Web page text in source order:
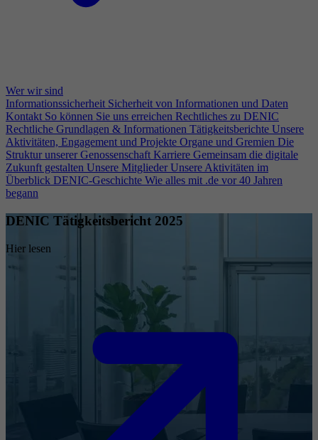
Wer wir sind
Informationssicherheit Sicherheit von Informationen und Daten
Kontakt So können Sie uns erreichen Rechtliches zu DENIC
Rechtliche Grundlagen & Informationen Tätigkeitsberichte Unsere
Aktivitäten, Engagement und Projekte Organe und Gremien Die
Struktur unserer Genossenschaft Karriere Gemeinsam die digitale
Zukunft gestalten Unsere Mitglieder Unsere Aktivitäten im
Überblick DENIC-Geschichte Wie alles mit .de vor 40 Jahren
begann
DENIC Tätigkeitsbericht 2025
Hier lesen